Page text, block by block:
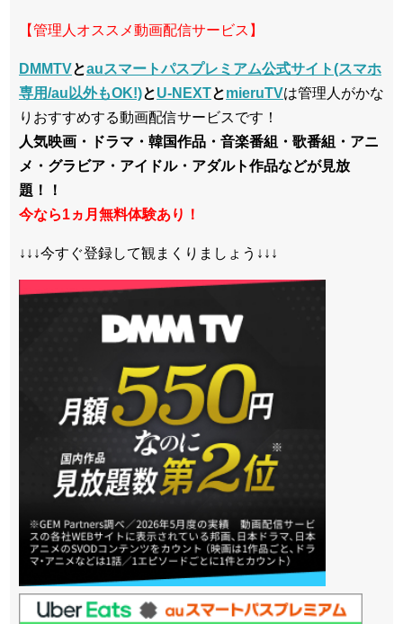
【管理人オススメ動画配信サービス】
DMMTVとauスマートパスプレミアム公式サイト(スマホ
専用/au以外もOK!)とU-NEXTとmieruTVは管理人がかな
りおすすめする動画配信サービスです！
人気映画・ドラマ・韓国作品・音楽番組・歌番組・アニ
メ・グラビア・アイドル・アダルト作品などが見放
題！！
今なら1ヵ月無料体験あり！
↓↓↓今すぐ登録して観まくりましょう↓↓↓